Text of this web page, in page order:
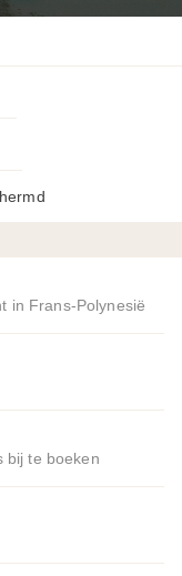
in Frans-Polynesië
bij te boeken